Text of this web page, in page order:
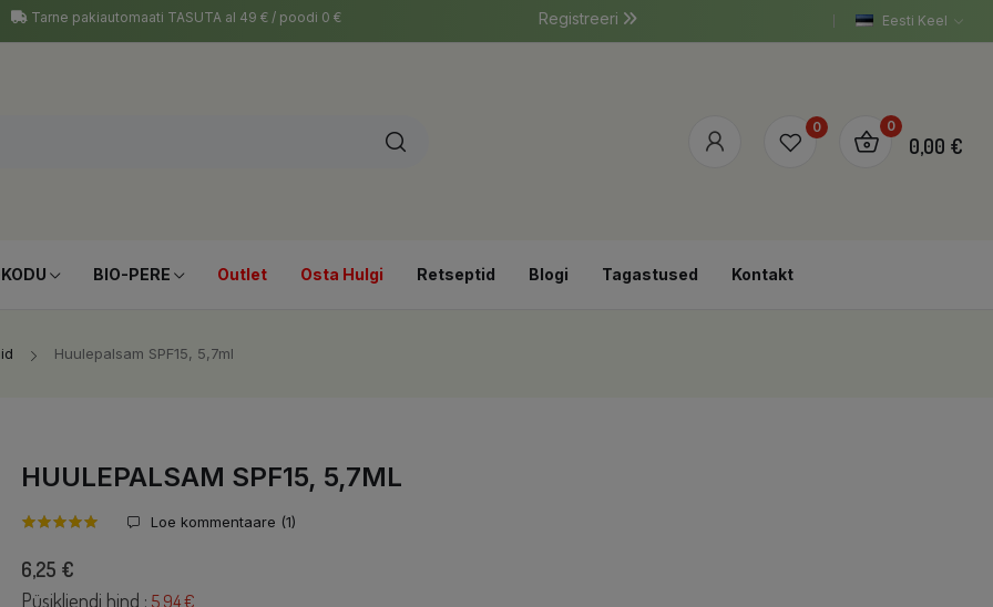
Tarne pakiautomaati TASUTA al 49 € / poodi 0 € Eesti Keel
Registreeri
0 0
0,00 €
BIO-PERE Outlet Osta Hulgi Retseptid Blogi Tagastused Kontakt
Huulepalsam SPF15, 5,7ml
HUULEPALSAM SPF15, 5,7ML
Loe kommentaare (1)
6,25 €
Püsikliendi hind : 5.94 €